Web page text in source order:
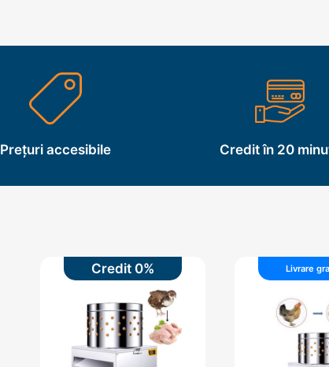
Prețuri accesibile Credit în 20
Credit 0% Livrare